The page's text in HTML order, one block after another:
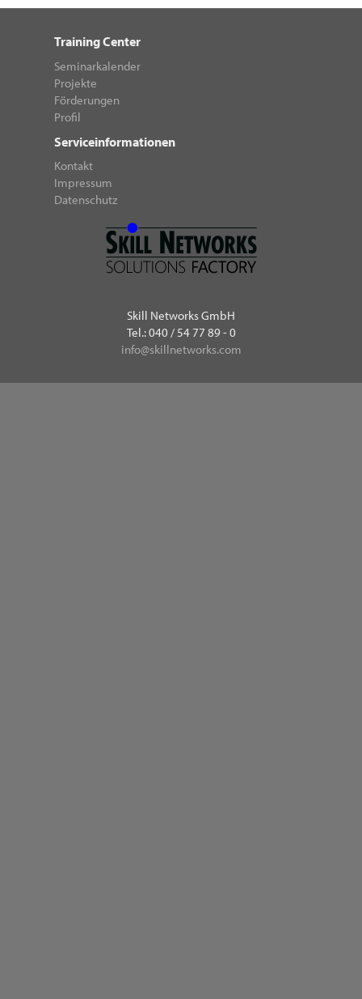
Training Center
Seminarkalender
Projekte
Förderungen
Profil
Serviceinformationen
Kontakt
Impressum
Datenschutz
Skill Networks GmbH
Tel.: 040 / 54 77 89 - 0
info@skillnetworks.com